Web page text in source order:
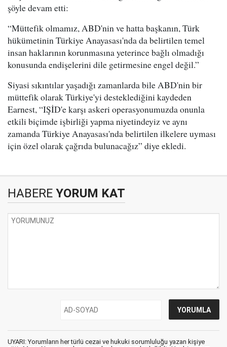
şöyle devam etti:
“Müttefik olmamız, ABD'nin ve hatta başkanın, Türk
hükümetinin Türkiye Anayasası'nda da belirtilen temel
insan haklarının korunmasına yeterince bağlı olmadığı
konusunda endişelerini dile getirmesine engel değil.”
Siyasi sıkıntılar yaşadığı zamanlarda bile ABD'nin bir
müttefik olarak Türkiye'yi desteklediğini kaydeden
Earnest, “IŞİD'e karşı askeri operasyonumuzda onunla
etkili biçimde işbirliği yapma niyetindeyiz ve aynı
zamanda Türkiye Anayasası'nda belirtilen ilkelere uyması
için özel olarak çağrıda bulunacağız” diye ekledi.
HABERE YORUM KAT
UYARI: Yorumların her türlü cezai ve hukuki sorumluluğu yazan kişiye